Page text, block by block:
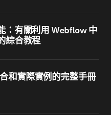
：有關利用 Webflow 中
綜合教程
和實際實例的完整手冊